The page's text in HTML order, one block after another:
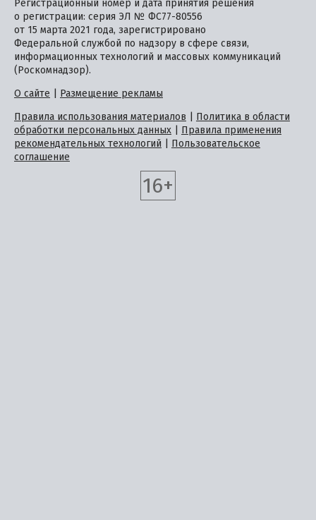
Регистрационный номер и дата принятия решения
о регистрации: серия ЭЛ № ФС77-80556
от 15 марта 2021 года, зарегистрировано
Федеральной службой по надзору в сфере связи,
информационных технологий и массовых коммуникаций
(Роскомнадзор).
О сайте
Размещение рекламы
Правила использования материалов
Политика в области
обработки персональных данных
Правила применения
рекомендательных технологий
Пользовательское
соглашение
16+